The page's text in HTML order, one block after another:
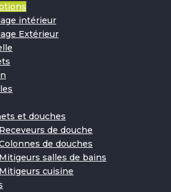
intérieur
Extérieur
et douches
Receveurs de douche
de douches
Mitigeurs salles de bains
Mitigeurs cuisine